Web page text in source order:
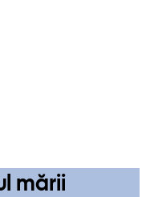
mării